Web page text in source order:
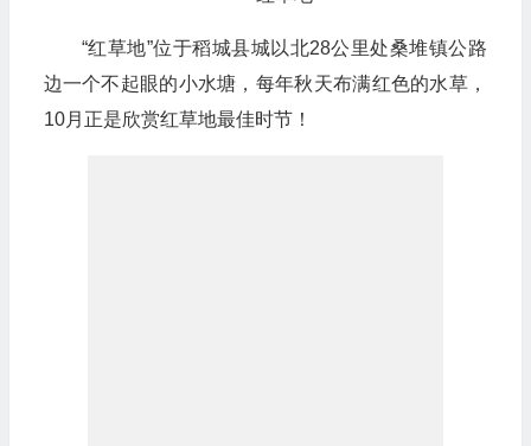
“红草地”位于稻城县城以北28公里处桑堆镇公路
边一个不起眼的小水塘，每年秋天布满红色的水草，
10月正是欣赏红草地最佳时节！